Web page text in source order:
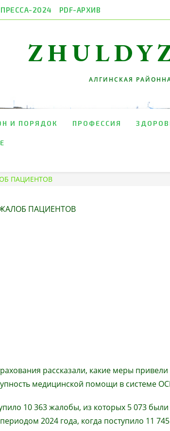
ПРЕССА-2024 PDF-АРХИВ
АЛГИНСКАЯ
И ПОРЯДОК ПРОФЕССИЯ
ПАЦИЕНТОВ
ПАЦИЕНТОВ
рассказали, какие меры
медицинской помощи в системе
10 363 жалобы, из которых 5 073
2024 года, когда поступило 11